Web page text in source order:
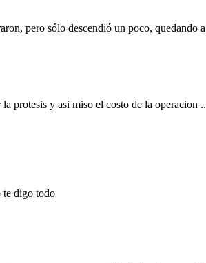
pero sólo descendió un poco, quedando
protesis y asi miso el costo de la operacion ..
te digo todo